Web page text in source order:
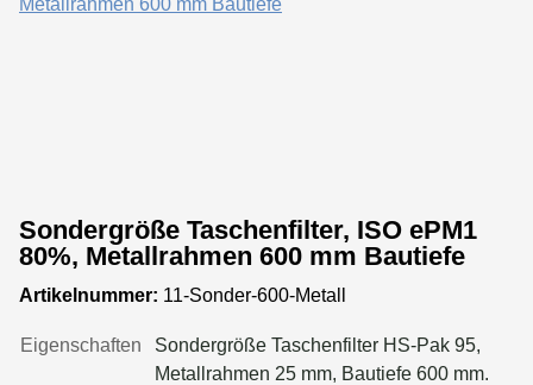
Sondergröße Taschenfilter, ISO ePM1
80%, Metallrahmen 600 mm Bautiefe
Artikelnummer: 11-Sonder-600-Metall
Eigenschaften
Sondergröße Taschenfilter HS-Pak 95,
Metallrahmen 25 mm, Bautiefe 600 mm.